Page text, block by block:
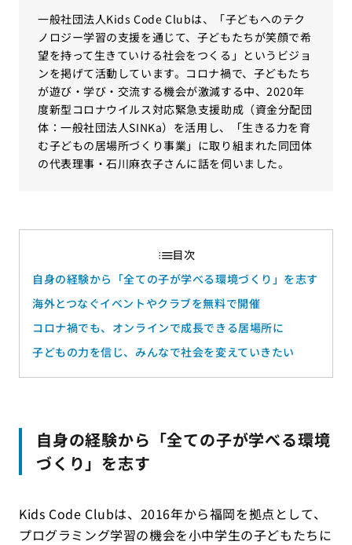
一般社団法人Kids Code Clubは、「子どもへのテク
ノロジー学習の支援を通じて、子どもたちが笑顔で希
望を持って生きていける社会をつくる」というビジョ
ンを掲げて活動しています。コロナ禍で、子どもたち
が遊び・学び・交流する機会が激減する中、2020年
度新型コロナウイルス対応緊急支援助成（資金分配団
体：一般社団法人SINKa）を活用し、「生きる力を育
む子どもの居場所づくり事業」に取り組まれた同団体
の代表理事・石川麻衣子さんに話を伺いました。
自身の経験から「全ての子が学べる環境づくり」を志す
海外とつなぐイベントやクラブを無料で開催
コロナ禍でも、オンラインで成長できる居場所に
子どもの力を信じ、みんなで社会を変えていきたい
自身の経験から「全ての子が学べる環境
づくり」を志す
Kids Code Clubは、2016年から福岡を拠点として、
プログラミング学習の機会を小中学生の子どもたちに